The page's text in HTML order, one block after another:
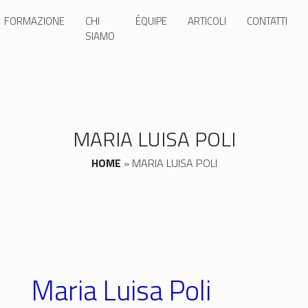
FORMAZIONE
CHI
SIAMO
ÉQUIPE ARTICOLI CONTATTI
MARIA LUISA POLI
HOME » MARIA LUISA POLI
Maria Luisa Poli